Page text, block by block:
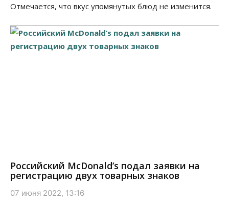
Отмечается, что вкус упомянутых блюд не изменится.
Российский McDonald’s подал заявки на
регистрацию двух товарных знаков
07 июня 2022, 13:16